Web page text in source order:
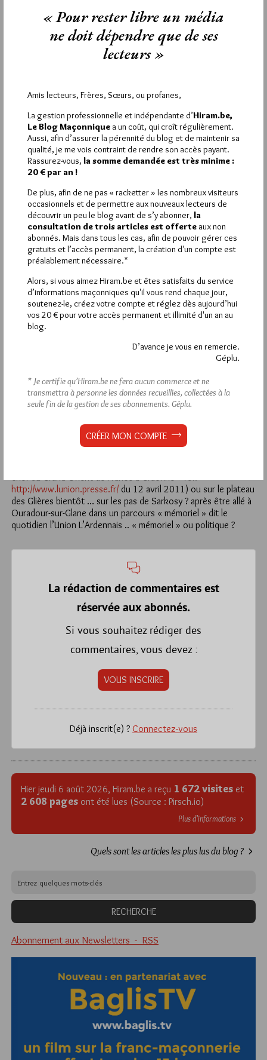
premier. Pour ce qui me concerne, c’est un bon souvenir et
une très belle tenue en Poitou Charentes.
Avant même, j’avais milité pour le RMI comme porte parole d’un
collectif en Lorraine après les expériences de Besançon et de
Rennes et avant qu’il ne se mette en place en 1988
J’étais FM et je n’étais la courroie de transmission de personne
si ce n’est d’associations même confessionnelles.
Je suis content (et mécontent) que le GO doive encore en
parler car c’est une belle idée conforme avec notre
Constitution et qui peut rassembler au delà des préférences
partisanes.
JB33
26 AVRIL 2011 À 15H27 / RÉPONDRE
à la lecture de JB31 me vient une irrépressible envie de rire à
moins que ce ne soit de pleurer.
Un grand metteur en scène sans doute, mais toi que fais-tu?
JB31
25 AVRIL 2011 À 11H43 / RÉPONDRE
Oui c’est intéressant … cela faisait parti du programme du PS
lors des cantonales du mois dernier dans le (94) le Val de
Marne … c’est une affaire de partis politiques (beaucoup en
accéder au pouvoir car c’est eux qui porteront la
responsabilité de leur propositions.
Le GODF la dedans ? une courroie de transmission d’une idée
pour cause du respect des principes maçonniques.
Alors ? qu’en déduire … un tropisme médiatique irrépressible
chef du Grand Orient de France à Craonne » ref:
http://www.lunion.presse.fr/ du 12 avril 2011) ou sur le plateau
des Glières bientôt … sur les pas de Sarkosy ? après être allé à
Ouradour-sur-Glane dans un parcours « mémoriel » dit le
quotidien l’Union L’Ardennais .. « mémoriel » ou politique ?
La rédaction de commentaires est
réservée aux abonnés.
Si vous souhaitez rédiger des
commentaires, vous devez :
VOUS INSCRIRE
Déjà inscrit(e) ? Connectez-vous
Hier jeudi 6 août 2026, Hiram.be a reçu 1 672 visites et
2 608 pages ont été lues (Source : Pirsch.io)
Plus d’informations
Quels sont les articles les plus lus du blog ?
Abonnement aux Newsletters - RSS
« Pour rester libre un média
ne doit dépendre que de ses
lecteurs »
Amis lecteurs, Frères, Sœurs, ou profanes,
La gestion professionnelle et indépendante d’Hiram.be,
Le Blog Maçonnique a un coût, qui croît régulièrement.
Aussi, afin d’assurer la pérennité du blog et de maintenir sa
qualité, je me vois contraint de rendre son accès payant.
Rassurez-vous, la somme demandée est très minime :
20 € par an !
De plus, afin de ne pas « racketter » les nombreux visiteurs
occasionnels et de permettre aux nouveaux lecteurs de
découvrir un peu le blog avant de s’y abonner, la
consultation de trois articles est offerte aux non
abonnés. Mais dans tous les cas, afin de pouvoir gérer ces
gratuits et l’accès permanent, la création d'un compte est
préalablement nécessaire.*
Alors, si vous aimez Hiram.be et êtes satisfaits du service
d’informations maçonniques qu'il vous rend chaque jour,
soutenez-le, créez votre compte et réglez dès aujourd’hui
vos 20 € pour votre accès permanent et illimité d'un an au
blog.
D’avance je vous en remercie.
Géplu.
* Je certifie qu’Hiram.be ne fera aucun commerce et ne
transmettra à personne les données recueillies, collectées à la
seule fin de la gestion de ses abonnements. Géplu.
CRÉER MON COMPTE